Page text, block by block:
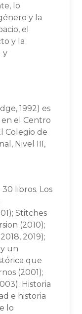
lo
y la
el
y la
y
1992) es
el Centro
Colegio de
Nivel III,
libros. Los
Stitches
(2010);
2019);
un
que
(2001);
Historia
e historia
lo